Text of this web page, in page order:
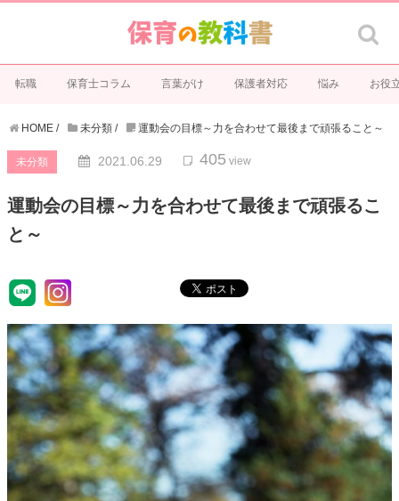
転職 保育士コラム 言葉がけ 保護者対応 悩み お役
HOME / 未分類 / 運動会の目標～力を合わせて最後まで頑張ること～
未分類 2021.06.29 405 view
運動会の目標～力を合わせて最後まで頑張るこ
と～